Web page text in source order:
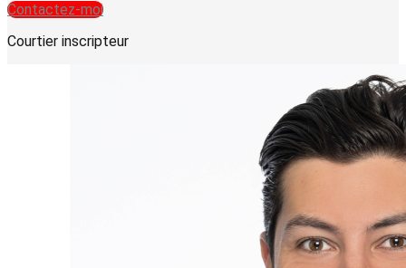
Contactez-moi
Courtier inscripteur